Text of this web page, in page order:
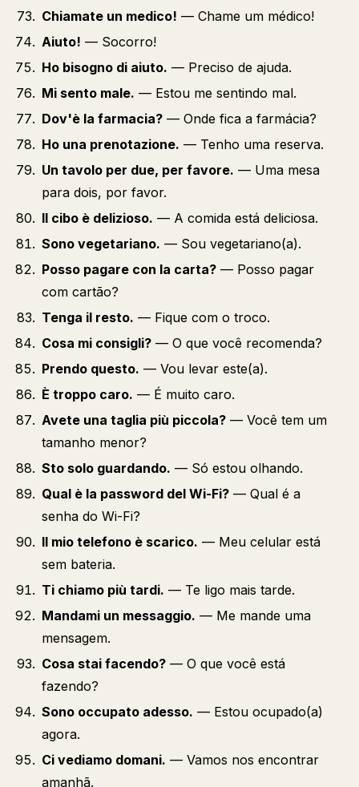
Chiamate un medico! — Chame um médico!
Aiuto! — Socorro!
Ho bisogno di aiuto. — Preciso de ajuda.
Mi sento male. — Estou me sentindo mal.
Dov'è la farmacia? — Onde fica a farmácia?
Ho una prenotazione. — Tenho uma reserva.
Un tavolo per due, per favore. — Uma mesa
para dois, por favor.
Il cibo è delizioso. — A comida está deliciosa.
Sono vegetariano. — Sou vegetariano(a).
Posso pagare con la carta? — Posso pagar
com cartão?
Tenga il resto. — Fique com o troco.
Cosa mi consigli? — O que você recomenda?
Prendo questo. — Vou levar este(a).
È troppo caro. — É muito caro.
Avete una taglia più piccola? — Você tem um
tamanho menor?
Sto solo guardando. — Só estou olhando.
Qual è la password del Wi-Fi? — Qual é a
senha do Wi-Fi?
Il mio telefono è scarico. — Meu celular está
sem bateria.
Ti chiamo più tardi. — Te ligo mais tarde.
Mandami un messaggio. — Me mande uma
mensagem.
Cosa stai facendo? — O que você está
fazendo?
Sono occupato adesso. — Estou ocupado(a)
agora.
Ci vediamo domani. — Vamos nos encontrar
amanhã.